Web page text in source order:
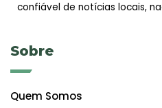
confiável de notícias locais,
Sobre
Quem Somos